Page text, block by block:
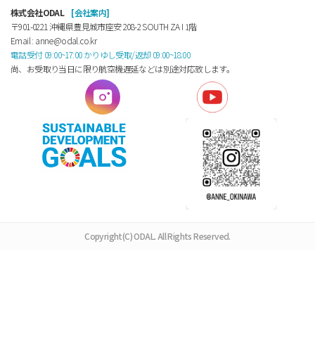
株式会社ODAL
[会社案内]
〒901-0221 沖縄県豊見城市座安 208-2 SOUTH ZA Ⅰ 1階
Email : anne@odal.co.kr
電話受付 09:00~17:00 かりゆし受取/返却 09:00~18:00
尚、お受取り当日に限り航空機遅延などは別途対応致します。
Copyright(C) ODAL. All Rights Reserved.